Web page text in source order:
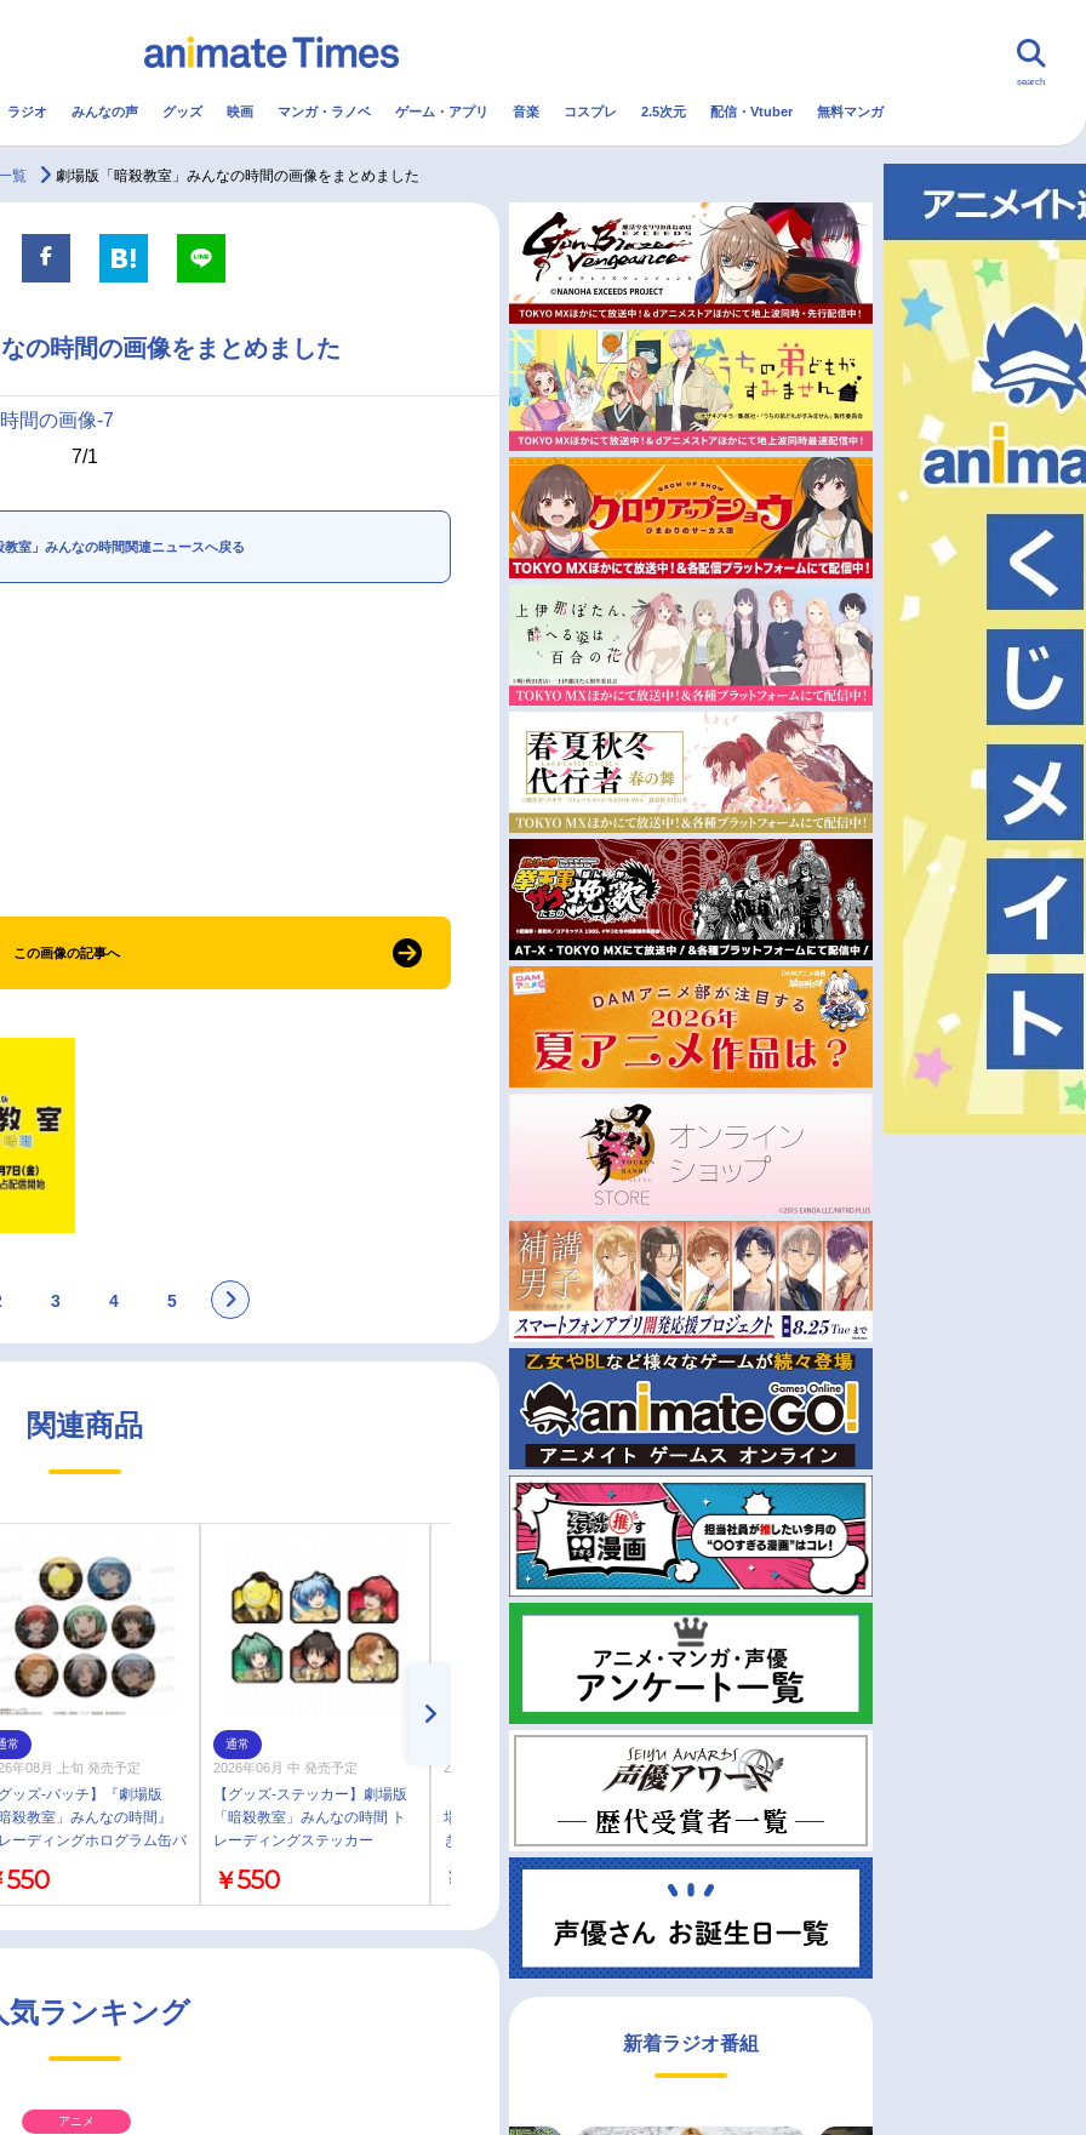
配信・Vtuber トレンド 無料マンガ
実写化映画一覧
男性声優/女性声優一覧
今期アニメ曜日別一覧
夏アニメ
秋アニメ
冬アニメ
search
ラジオ みんなの声 グッズ 映画 マンガ・ラノベ ゲーム・アプリ 音楽 コスプレ 2.5次元 配信・Vtuber 無料マンガ
覧 劇場版「暗殺教室」みんなの時間の画像をまとめました
の時間の画像をまとめました
7/1
教室」みんなの時間関連ニュースへ戻る
この画像の記事へ
3 4 5
関連商品
常
年08月 上旬 発売予定
ッズ-バッチ】『劇場版
殺教室」みんなの時間』
ーディングホログラム缶バ
550
通常
2026年06月 中 発売予定
【グッズ-ステッカー】劇場版
「暗殺教室」みんなの時間 ト
レーディングステッカー
￥550
2026年06月 中 発売予定
【グッズ-スタンドポップ】劇
場版「暗殺教室」みんなの時間
ぎゅぎゅっとミニスタンド 茅
￥660
2026年06月 中 発売予定
【グッズ-スタンドポップ】劇
場版「暗殺教室」みんなの時間
ぎゅぎゅっとミニスタンド 殺
せんせー
￥660
気ランキング
アニメ
新着ラジオ番組